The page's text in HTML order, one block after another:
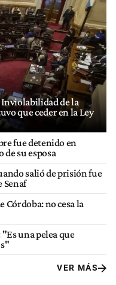
Inviolabilidad de la
que ceder en la Ley
fue detenido en
de su esposa
salió de prisión fue
Senaf
no cesa la
una pelea que
VER MÁS